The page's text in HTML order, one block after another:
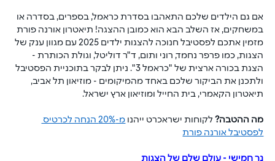
אם גם הילדים שלכם התאהבו בסדרת כראמל, בספרים, בסדרה או
במשחקים, אז השלב הבא הוא כמובן ההצגה! תיאטרון אורנה פורת
מזמין אתכם לפסטיבל חנוכה להצגות ילדים 2025 עם מגוון ענק של
הצגות, כמו פרפר נחמד, רוני ותום, ד"ר דוליטל, וגולת הכותרת -
הצגת בכורה ארצית של "כראמל 3". ניתן לבקר בתוכניית הפסטיבל
ולתכנן את הביקור שלכם באחד מהמיקומים - מוזיאון תל אביב,
תיאטרון הקאמרי, בית החייל ומוזיאון ארץ ישראל.
מה ההטבה? לקוחות ישראכרט ייהנו
מ-20% הנחה לכרטיס
לפסטיבל אורנה פורת
נר חמישי - עולם שלם של הצגות